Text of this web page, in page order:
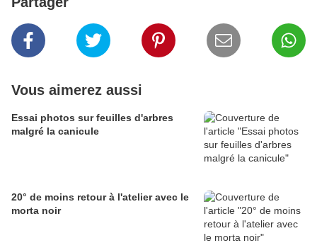
Vous aimerez aussi
Essai photos sur feuilles d'arbres
malgré la canicule
20° de moins retour à l'atelier avec le
morta noir